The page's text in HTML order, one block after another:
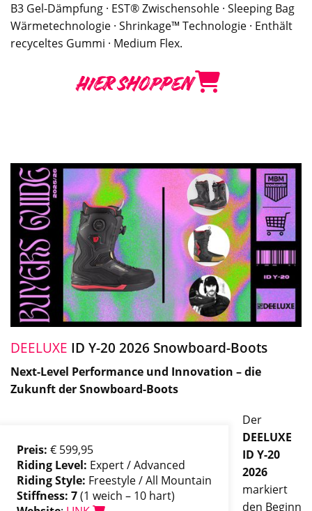
B3 Gel-Dämpfung · EST® Zwischensohle · Sleeping Bag
Wärmetechnologie · Shrinkage™ Technologie · Enthält
recyceltes Gummi · Medium Flex.
HIER SHOPPEN
DEELUXE ID Y-20 2026 Snowboard-Boots
Next-Level Performance und Innovation – die
Zukunft der Snowboard-Boots
Preis: € 599,95
Riding Level: Expert / Advanced
Riding Style: Freestyle / All Mountain
Stiffness: 7(1 weich – 10 hart)
Der
DEELUXE
ID Y-20
2026
markiert
den Beginn